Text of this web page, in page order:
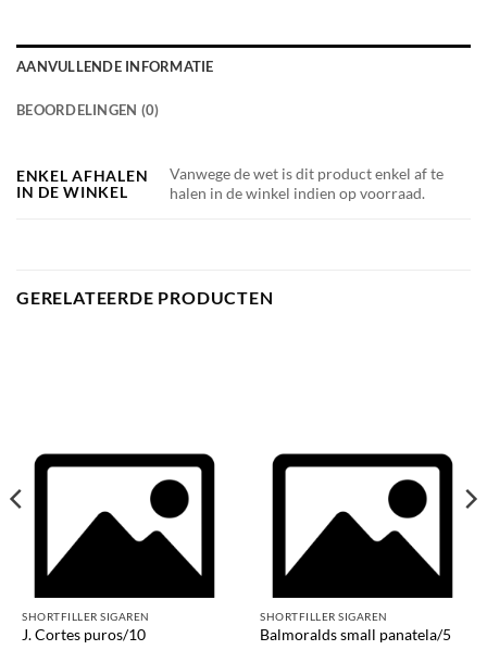
AANVULLENDE INFORMATIE
BEOORDELINGEN (0)
ENKEL AFHALEN
IN DE WINKEL
Vanwege de wet is dit product enkel af te
halen in de winkel indien op voorraad.
GERELATEERDE PRODUCTEN
SHORTFILLER SIGAREN
J. Cortes puros/10
SHORTFILLER SIGAREN
Balmoralds small panatela/5